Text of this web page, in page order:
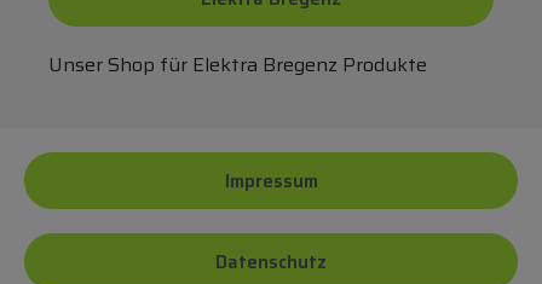
Unser Shop für Elektra Bregenz Produkte
Impressum
Datenschutz